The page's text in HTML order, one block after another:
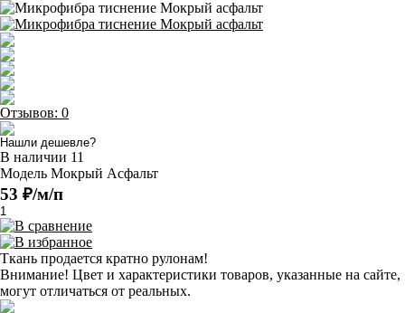
Отзывов: 0
Нашли дешевле?
В наличии 11
Модель Мокрый Асфальт
53 ₽/м/п
Ткань продается кратно рулонам!
Внимание! Цвет и характеристики товаров, указанные на сайте,
могут отличаться от реальных.